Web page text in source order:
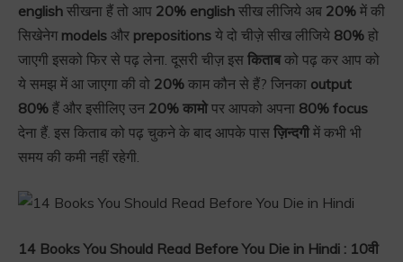
english सीखना हैं तो आप 20% english सीख लीजिये अब 20% में की
सिखेनेग models और prepositions ये दो चीज़े सीख लीजिये 80% हो
जाएगी इसको फिर से पढ़ लेना. दूसरी चीज़ इस किताबको पढ़ कर आप को
ये समझ में आ जाएगा की वो 20% काम कौन से हैं? जिनका output
80% हैं और इसीलिए उन 20% कामोपर आपको अपना 80% focus
देना हैं. इस किताब को पढ़ चुकने के बाद आपके पास ज़िन्दगीमें कभी भी
समय की कमी नहीं रहेगी.
14 Books You Should Read Before You Die in Hindi : 10वी